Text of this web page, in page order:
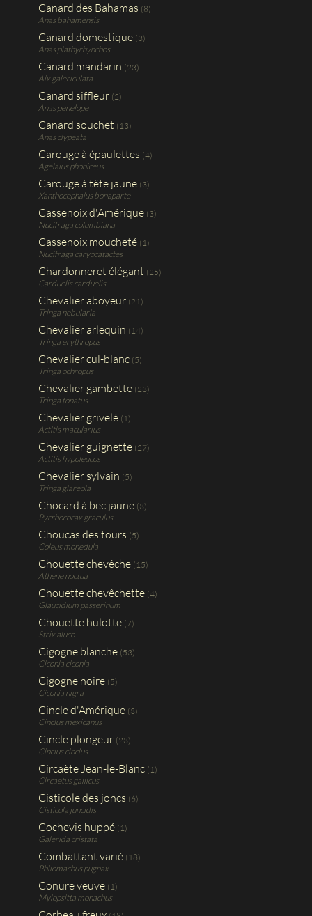
Canard des Bahamas (8)
Anas bahamensis
Canard domestique (3)
Anas plathyrhynchos
Canard mandarin (23)
Aix galericulata
Canard siffleur (2)
Anas penelope
Canard souchet (13)
Anas clypeata
Carouge à épaulettes (4)
Agelaius phoniceus
Carouge à tête jaune (3)
Xanthocephalus bonaparte
Cassenoix d'Amérique (3)
Nucifraga columbiana
Cassenoix moucheté (1)
Nucifraga caryocatactes
Chardonneret élégant (25)
Carduelis carduelis
Chevalier aboyeur (21)
Tringa nebularia
Chevalier arlequin (14)
Tringa erythropus
Chevalier cul-blanc (5)
Tringa ochropus
Chevalier gambette (23)
Tringa tonatus
Chevalier grivelé (1)
Actitis macularius
Chevalier guignette (27)
Actitis hypoleucos
Chevalier sylvain (5)
Tringa glareola
Chocard à bec jaune (3)
Pyrrhocorax graculus
Choucas des tours (5)
Coleus monedula
Chouette chevêche (15)
Athene noctua
Chouette chevêchette (4)
Glaucidium passerinum
Chouette hulotte (7)
Strix aluco
Cigogne blanche (53)
Ciconia ciconia
Cigogne noire (5)
Ciconia nigra
Cincle d'Amérique (3)
Cinclus mexicanus
Cincle plongeur (23)
Cinclus cinclus
Circaète Jean-le-Blanc (1)
Circaetus gallicus
Cisticole des joncs (6)
Cisticola juncidis
Cochevis huppé (1)
Galerida cristata
Combattant varié (18)
Philomachus pugnax
Conure veuve (1)
Myiopsitta monachus